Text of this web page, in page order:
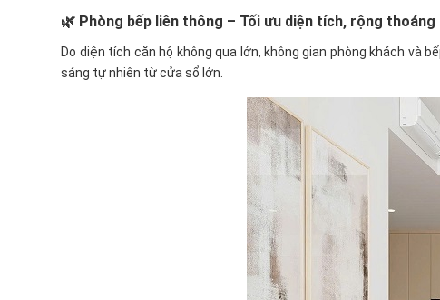
🌿 Phòng bếp liên thông – Tối ưu diện tích, rộng
Do diện tích căn hộ không qua lớn, không gian phòng khách và
sáng tự nhiên từ cửa sổ lớn.